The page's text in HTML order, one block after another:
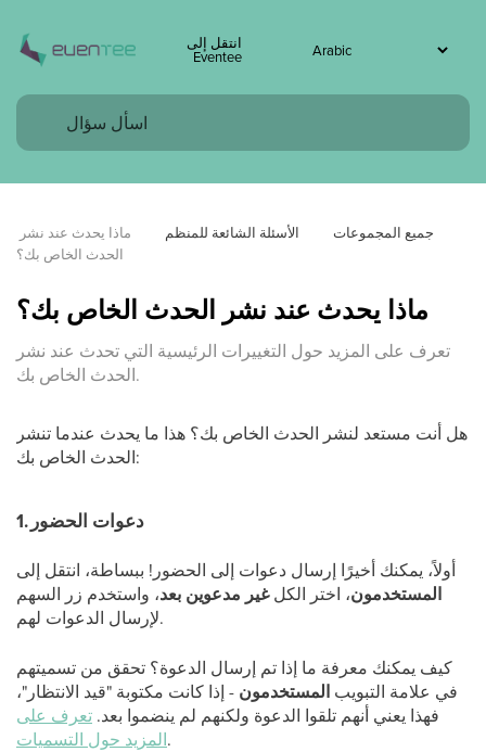
انتقل إلى
Eventee
جميع المجموعات الأسئلة الشائعة للمنظم
ماذا يحدث عند نشر
الحدث الخاص بك؟
ماذا يحدث عند نشر الحدث الخاص بك؟
تعرف على المزيد حول التغييرات الرئيسية التي تحدث عند نشر
الحدث الخاص بك.
هل أنت مستعد لنشر الحدث الخاص بك؟ هذا ما يحدث عندما تنشر
الحدث الخاص بك:
1. دعوات الحضور
أولاً، يمكنك أخيرًا إرسال دعوات إلى الحضور! ببساطة، انتقل إلى
المستخدمون، اختر الكلغير مدعوين بعد، واستخدم زر السهم
لإرسال الدعوات لهم.
كيف يمكنك معرفة ما إذا تم إرسال الدعوة؟ تحقق من تسميتهم
في علامة التبويب المستخدمون - إذا كانت مكتوبة "قيد الانتظار"،
فهذا يعني أنهم تلقوا الدعوة ولكنهم لم ينضموا بعد. تعرف على
المزيد حول التسميات.